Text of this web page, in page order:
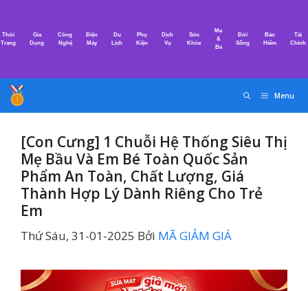
nội
Thời
Trang
Gia
Dụng
Công
Nghệ
Điện
Máy
Du
Lịch
Phụ
Kiện
Dịch
Vụ
Sức
Khỏe
Mẹ
&
Bé
Đời
Sống
Bảo
Hiểm
Tài
Chính
Menu
[Con Cưng] 1 Chuỗi Hệ Thống Siêu Thị
Mẹ Bầu Và Em Bé Toàn Quốc Sản
Phẩm An Toàn, Chất Lượng, Giá
Thành Hợp Lý Dành Riêng Cho Trẻ
Em
Thứ Sáu, 31-01-2025 Bởi MÃ GIẢM GIÁ